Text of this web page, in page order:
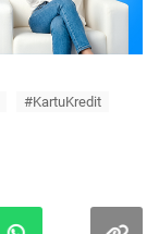
#KartuKredit